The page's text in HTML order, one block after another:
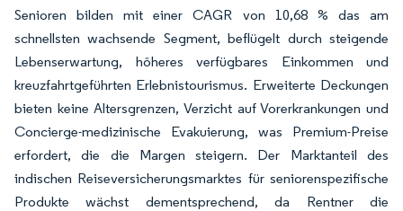
Senioren bilden mit einer CAGR von 10,68 % das am
schnellsten wachsende Segment, beflügelt durch steigende
Lebenserwartung, höheres verfügbares Einkommen und
kreuzfahrtgeführten Erlebnistourismus. Erweiterte Deckungen
bieten keine Altersgrenzen, Verzicht auf Vorerkrankungen und
Concierge-medizinische Evakuierung, was Premium-Preise
erfordert, die die Margen steigern. Der Marktanteil des
indischen Reiseversicherungsmarktes für seniorenspezifische
Produkte wächst dementsprechend, da Rentner die